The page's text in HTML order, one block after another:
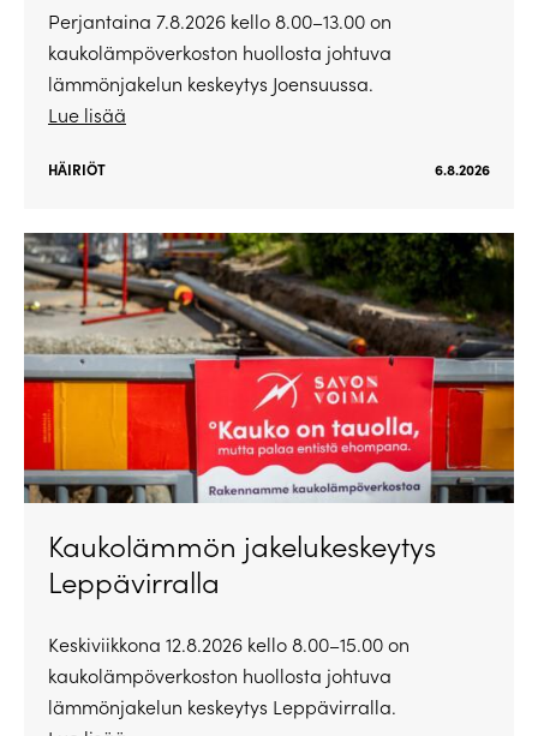
Perjantaina 7.8.2026 kello 8.00–13.00 on
kaukolämpöverkoston huollosta johtuva
lämmönjakelun keskeytys Joensuussa.
Lue lisää
HÄIRIÖT 6.8.2026
Kaukolämmön jakelukeskeytys
Leppävirralla
Keskiviikkona 12.8.2026 kello 8.00–15.00 on
kaukolämpöverkoston huollosta johtuva
lämmönjakelun keskeytys Leppävirralla.